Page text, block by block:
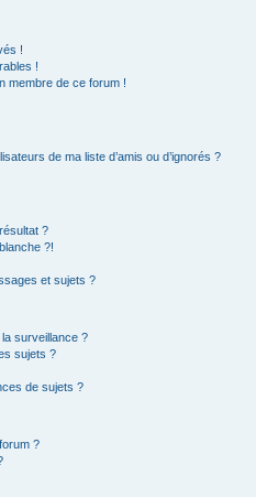
!
!
membre de ce forum !
de ma liste d’amis ou d’ignorés ?
?
?!
et sujets ?
surveillance ?
sujets ?
de sujets ?
?